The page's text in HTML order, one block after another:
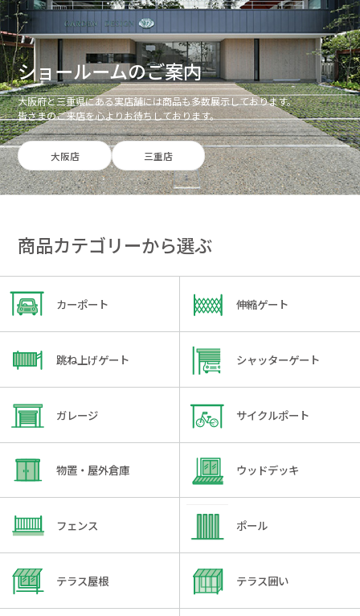
ショールームのご案内
大阪府と三重県にある実店舗には商品も多数展示しております。
皆さまのご来店を心よりお待ちしております。
大阪店 三重店
商品カテゴリーから選ぶ
カーポート 伸縮ゲート
跳ね上げゲート シャッターゲート
ガレージ サイクルポート
物置・屋外倉庫 ウッドデッキ
フェンス ポール
テラス屋根 テラス囲い